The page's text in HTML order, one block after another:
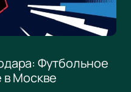
Футбольное
в Москве